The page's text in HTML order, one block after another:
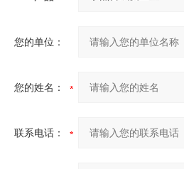
您的单位：
您的姓名：
联系电话：